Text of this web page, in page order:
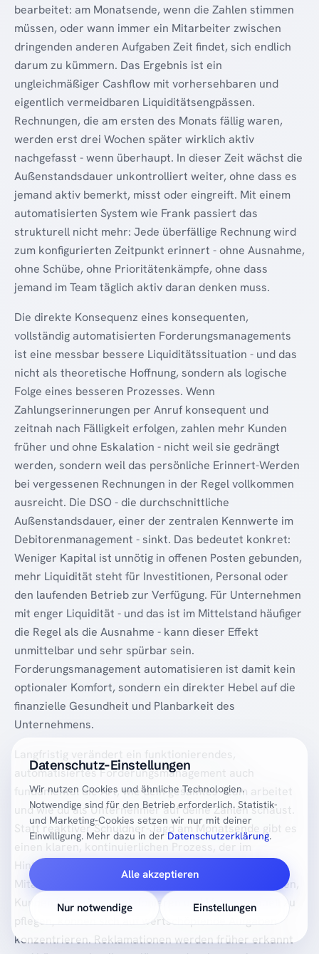
bearbeitet: am Monatsende, wenn die Zahlen stimmen
müssen, oder wann immer ein Mitarbeiter zwischen
dringenden anderen Aufgaben Zeit findet, sich endlich
darum zu kümmern. Das Ergebnis ist ein
ungleichmäßiger Cashflow mit vorhersehbaren und
eigentlich vermeidbaren Liquiditätsengpässen.
Rechnungen, die am ersten des Monats fällig waren,
werden erst drei Wochen später wirklich aktiv
nachgefasst - wenn überhaupt. In dieser Zeit wächst die
Außenstandsdauer unkontrolliert weiter, ohne dass es
jemand aktiv bemerkt, misst oder eingreift. Mit einem
automatisierten System wie Frank passiert das
strukturell nicht mehr: Jede überfällige Rechnung wird
zum konfigurierten Zeitpunkt erinnert - ohne Ausnahme,
ohne Schübe, ohne Prioritätenkämpfe, ohne dass
jemand im Team täglich aktiv daran denken muss.
Die direkte Konsequenz eines konsequenten,
vollständig automatisierten Forderungsmanagements
ist eine messbar bessere Liquiditätssituation - und das
nicht als theoretische Hoffnung, sondern als logische
Folge eines besseren Prozesses. Wenn
Zahlungserinnerungen per Anruf konsequent und
zeitnah nach Fälligkeit erfolgen, zahlen mehr Kunden
früher und ohne Eskalation - nicht weil sie gedrängt
werden, sondern weil das persönliche Erinnert-Werden
bei vergessenen Rechnungen in der Regel vollkommen
ausreicht. Die DSO - die durchschnittliche
Außenstandsdauer, einer der zentralen Kennwerte im
Debitorenmanagement - sinkt. Das bedeutet konkret:
Weniger Kapital ist unnötig in offenen Posten gebunden,
mehr Liquidität steht für Investitionen, Personal oder
den laufenden Betrieb zur Verfügung. Für Unternehmen
mit enger Liquidität - und das ist im Mittelstand häufiger
die Regel als die Ausnahme - kann dieser Effekt
unmittelbar und sehr spürbar sein.
Forderungsmanagement automatisieren ist damit kein
optionaler Komfort, sondern ein direkter Hebel auf die
finanzielle Gesundheit und Planbarkeit des
Unternehmens.
Langfristig verändert ein funktionierendes,
automatisiertes Forderungsmanagement auch
fundamental die Art, wie dein gesamtes Team arbeitet
und wie du als Unternehmer auf deine Zahlen schaust.
Statt reaktiver Schuldner-Jagd am Monatsende gibt es
einen klaren, kontinuierlichen Prozess, der im
Hintergrund läuft - wie ein gut geöltes Getriebe.
Mitarbeiter, die bisher Stunden damit verbracht haben,
Kunden hinterherzutelefonieren und Listen manuell zu
pflegen, können sich auf wertschöpfende Aufgaben
konzentrieren. Reklamationen werden früher erkannt
Datenschutz-Einstellungen
Wir nutzen Cookies und ähnliche Technologien.
Notwendige sind für den Betrieb erforderlich. Statistik-
und Marketing-Cookies setzen wir nur mit deiner
Einwilligung. Mehr dazu in derDatenschutzerklärung.
Alle akzeptieren
Nur notwendige Einstellungen